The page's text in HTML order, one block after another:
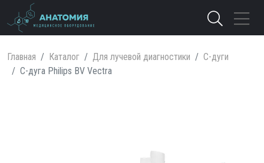
Главная Каталог Для лучевой диагностики
С-дуги
С-дуга Philips BV Vectra